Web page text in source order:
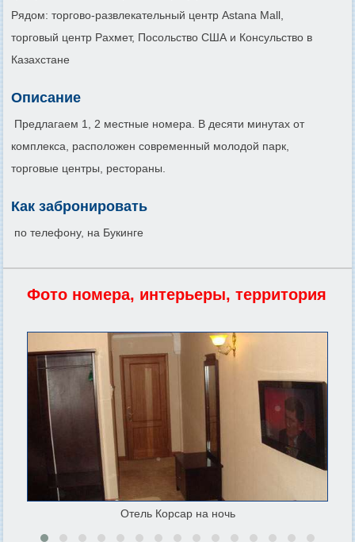
Рядом: торгово-развлекательный центр Astana Mall,
торговый центр Рахмет, Посольство США и Консульство в
Казахстане
Описание
Предлагаем 1, 2 местные номера. В десяти минутах от
комплекса, расположен современный молодой парк,
торговые центры, рестораны.
Как забронировать
по телефону, на Букинге
Фото номера, интерьеры, территория
Отель Корсар на ночь